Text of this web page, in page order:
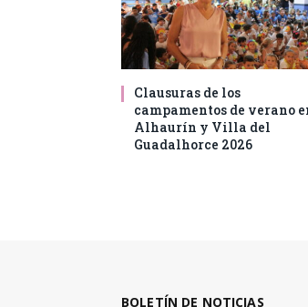
Clausuras de los
campamentos de verano
Alhaurín y Villa del
Guadalhorce 2026
BOLETÍN DE NOTICIAS